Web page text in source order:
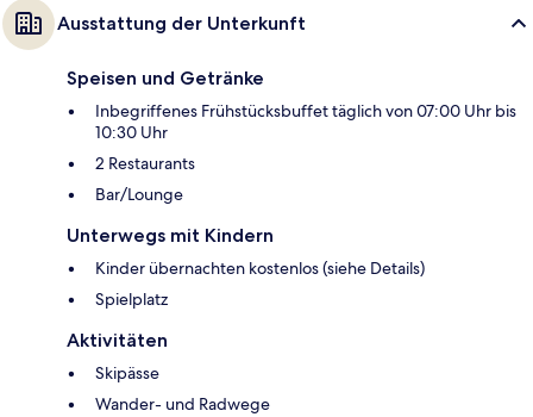
Ausstattung der Unterkunft
Speisen und Getränke
Inbegriffenes Frühstücksbuffet täglich von 07:00 Uhr bis
10:30 Uhr
2 Restaurants
Bar/Lounge
Unterwegs mit Kindern
Kinder übernachten kostenlos (siehe Details)
Spielplatz
Aktivitäten
Skipässe
Wander- und Radwege